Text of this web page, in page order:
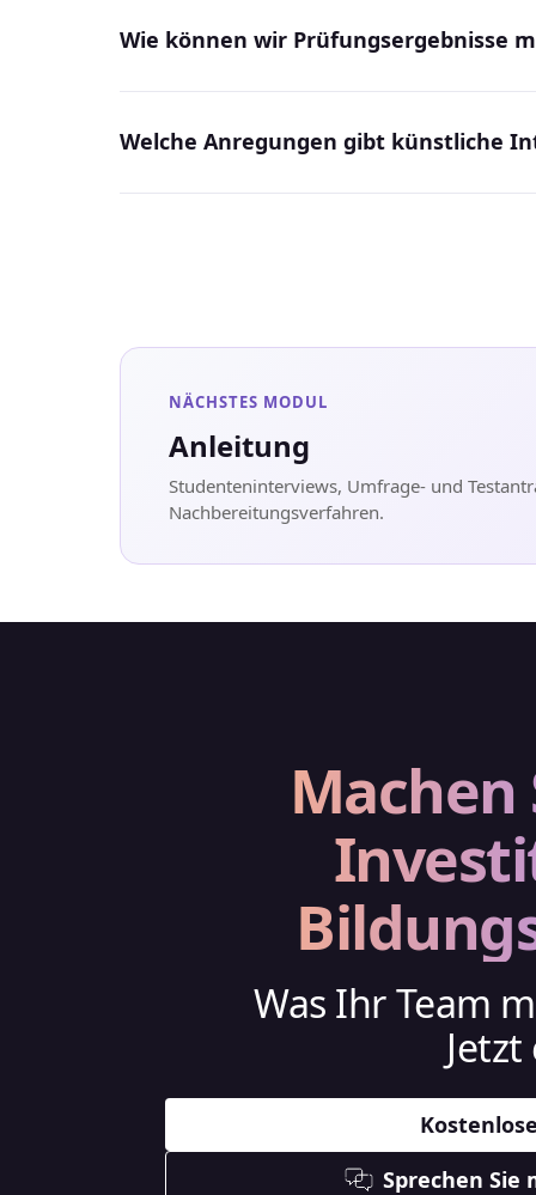
Wie können wir Prüfungsergebnisse
Welche Anregungen gibt künstliche
NÄCHSTES MODUL
Anleitung
Studenteninterviews, Umfrage- und
Nachbereitungsverfahren.
Machen
Was Ihr Team
Sprechen